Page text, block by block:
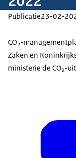
Publicatie23-02-
CO₂-
Zaken en
ministerie de CO₂-